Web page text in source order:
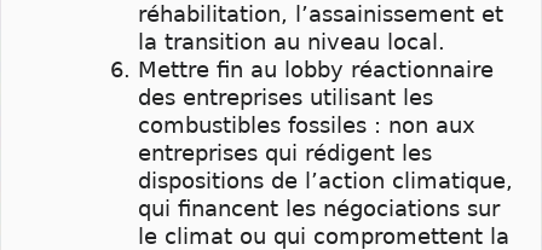
réhabilitation, l’assainissement et
la transition au niveau local.
Mettre fin au lobby réactionnaire
des entreprises utilisant les
combustibles fossiles : non aux
entreprises qui rédigent les
dispositions de l’action climatique,
qui financent les négociations sur
le climat ou qui compromettent la